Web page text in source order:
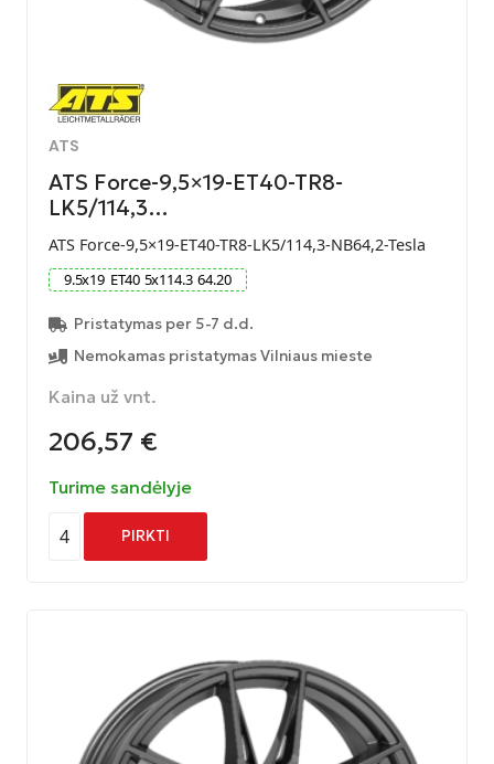
ATS
ATS Force-9,5×19-ET40-TR8-
LK5/114,3…
ATS Force-9,5×19-ET40-TR8-LK5/114,3-NB64,2-Tesla
9.5x19 ET40 5x114.3 64.20
Pristatymas per 5-7 d.d.
Nemokamas pristatymas Vilniaus mieste
Kaina už vnt.
206,57 €
Turime sandėlyje
4 PIRKTI